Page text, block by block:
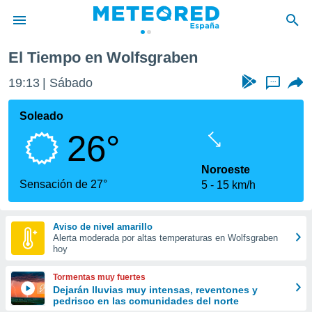
de
por
que se
calidad.
a este
las
y
forma
digital
basada
El Tiempo en Wolfsgraben
19:13 Sábado ...
Soleado
26°
Sensación de 27°
Noroeste
5
15 km/h
Aviso de nivel amarillo
Alerta moderada por altas temperaturas en Wolfsgraben
hoy
Tormentas muy fuertes
Dejarán lluvias muy intensas, reventones y
pedrisco en las comunidades del norte